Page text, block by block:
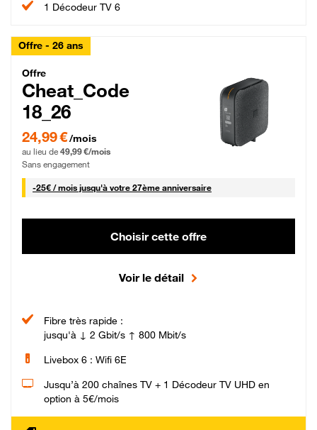
1 Décodeur TV 6
Offre - 26 ans
Cheat_Code Fibre_18_26
Offre
Cheat_Code
18_26
24,99 € par mois pendant 0 mois puis 49,99 € par mois, Sans engagement
24,99 €/mois
au lieu de 49,99 €/mois
Sans engagement
-25€ / mois25 € par mois
jusqu'à votre 27ème anniversaire
Choisir cette offre
Voir le détail
Fibre très rapide :
jusqu'à ↓ 2 Gbit/s ↑ 800 Mbit/s
Livebox 6 : Wifi 6E
Jusqu’à 200 chaînes TV + 1 Décodeur TV UHD en
option à 5€/mois